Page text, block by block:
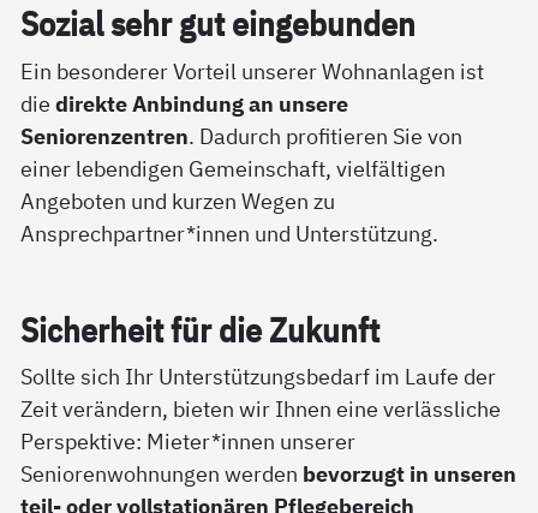
So­zial sehr gut ein­ge­bun­den
Ein besonderer Vorteil unserer Wohnanlagen ist
diedirekte Anbindung an unsere
Seniorenzentren. Dadurch profitieren Sie von
einer lebendigen Gemeinschaft, vielfältigen
Angeboten und kurzen Wegen zu
Ansprechpartner*innen und Unterstützung.
Si­cher­heit für die Zu­kunft
Sollte sich Ihr Unterstützungsbedarf im Laufe der
Zeit verändern, bieten wir Ihnen eine verlässliche
Perspektive: Mieter*innen unserer
Seniorenwohnungen werden bevorzugt in unseren
teil- oder vollstationären Pflegebereich